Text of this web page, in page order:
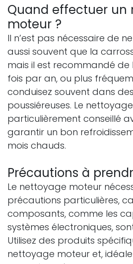
Quand effectuer un
moteur ?
Il n’est pas nécessaire de
aussi souvent que la
mais il est recommandé de
fois par an, ou plus
conduisez souvent dans
poussiéreuses. Le
particulièrement conseillé
garantir un bon
mois chauds.
Précautions à
Le nettoyage moteur
précautions particulières,
composants, comme les
systèmes électroniques,
Utilisez des produits
nettoyage moteur et,